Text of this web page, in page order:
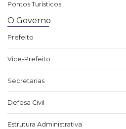
Pontos Turísticos
O Governo
Prefeito
Vice-Prefeito
Secretarias
Defesa Civil
Estrutura Administrativa